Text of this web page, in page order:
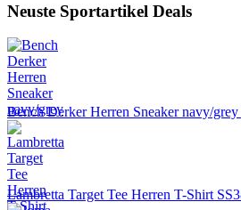
Neuste Sportartikel Deals
Bench Derker Herren Sneaker navy/
Lambretta Target Tee Herren T-Shirt